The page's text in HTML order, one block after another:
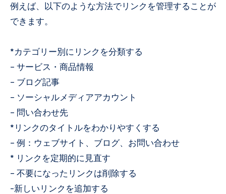
例えば、以下のような方法でリンクを管理することが
できます。
*カテゴリー別にリンクを分類する
– サービス・商品情報
– ブログ記事
– ソーシャルメディアアカウント
– 問い合わせ先
*リンクのタイトルをわかりやすくする
– 例：ウェブサイト、ブログ、お問い合わせ
* リンクを定期的に見直す
– 不要になったリンクは削除する
-新しいリンクを追加する